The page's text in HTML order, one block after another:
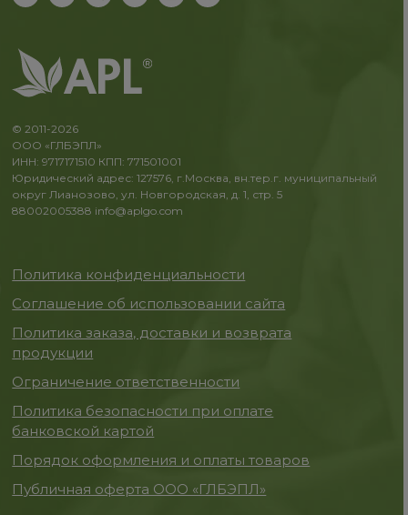
© 2011-2026
ООО «ГЛБЭПЛ»
ИНН: 9717171510 КПП: 771501001
Юридический адрес: 127576, г.Москва, вн.тер.г. муниципальный
округ Лианозово, ул. Новгородская, д. 1, стр. 5
88002005388 info@aplgo.com
Политика конфиденциальности
Соглашение об использовании сайта
Политика заказа, доставки и возврата
продукции
Ограничение ответственности
Политика безопасности при оплате
банковской картой
Порядок оформления и оплаты товаров
Публичная оферта ООО «ГЛБЭПЛ»